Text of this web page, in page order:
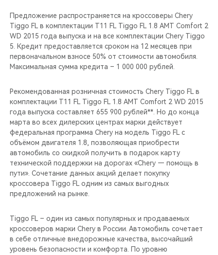
НОВИНКИ
БЛАГОТВОРИТЕЛЬНОСТЬ
CHERY REMOTE
НАШИ МЕРОПРИЯТИЯ
ВИДЕООБЗОРЫ
CHERY ДЛЯ ДЕТЕЙ
Предложение распространяется на кроссоверы Chery
Tiggo FL в комплектации T11 FL Tiggo FL 1.8 АMT Comfort 2
WD 2015 года выпуска и на все комплектации Chery Tiggo
5. Кредит предоставляется сроком на 12 месяцев при
первоначальном взносе 50% от стоимости автомобиля.
Максимальная сумма кредита – 1 000 000 рублей.
Рекомендованная розничная стоимость Chery Tiggo FL в
комплектации T11 FL Tiggo FL 1.8 АMT Comfort 2 WD 2015
года выпуска составляет 655 900 рублей**. Но до конца
марта во всех дилерских центрах марки действует
федеральная программа Chery на модель Tiggo FL с
объёмом двигателя 1.8, позволяющая приобрести
автомобиль со скидкой получить в подарок карту
технической поддержки на дорогах «Chery — помощь в
пути». Сочетание данных акций делает покупку
кроссовера Tiggo FL одним из самых выгодных
предложений на рынке.
Tiggo FL – один из самых популярных и продаваемых
кроссоверов марки Chery в России. Автомобиль сочетает
в себе отличные внедорожные качества, высочайший
уровень безопасности и комфорта. По уровню